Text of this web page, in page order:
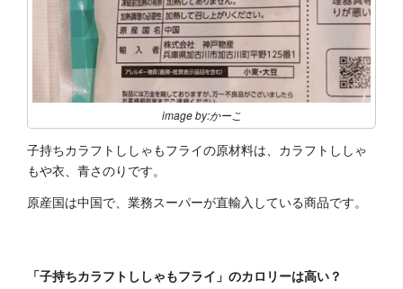
image by:かーこ
子持ちカラフトししゃもフライの原材料は、カラフトししゃ
もや衣、青さのりです。
原産国は中国で、業務スーパーが直輸入している商品です。
「子持ちカラフトししゃもフライ」のカロリーは高い？